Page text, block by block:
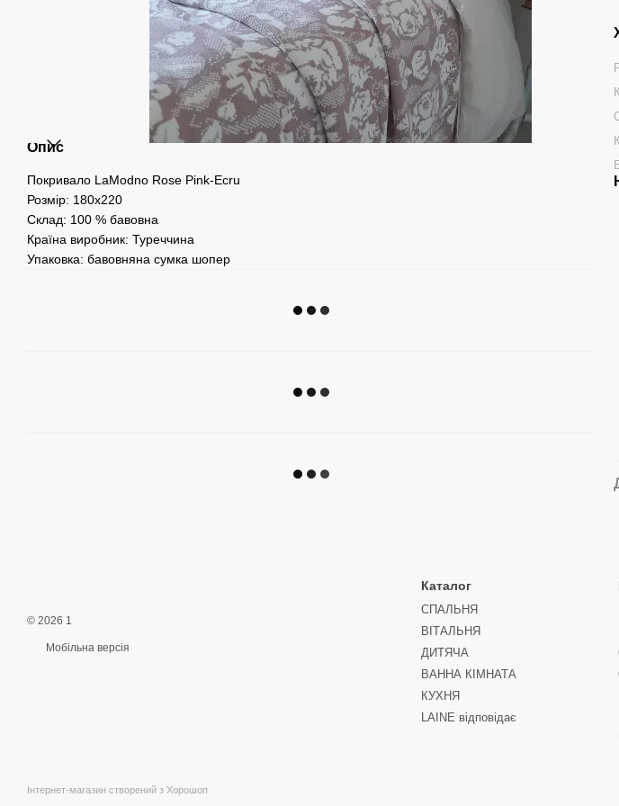
Опис
Покривало LaModno Rose Pink-Ecru
Розмір: 180х220
Склад: 100 % бавовна
Країна виробник: Туреччина
Упаковка: бавовняна сумка шопер
© 2026 1
Мобільна версія
Інтернет-магазин створений з Хорошоп
Каталог
СПАЛЬНЯ
ВІТАЛЬНЯ
ДИТЯЧА
ВАННА КІМНАТА
КУХНЯ
LAINE відповідає